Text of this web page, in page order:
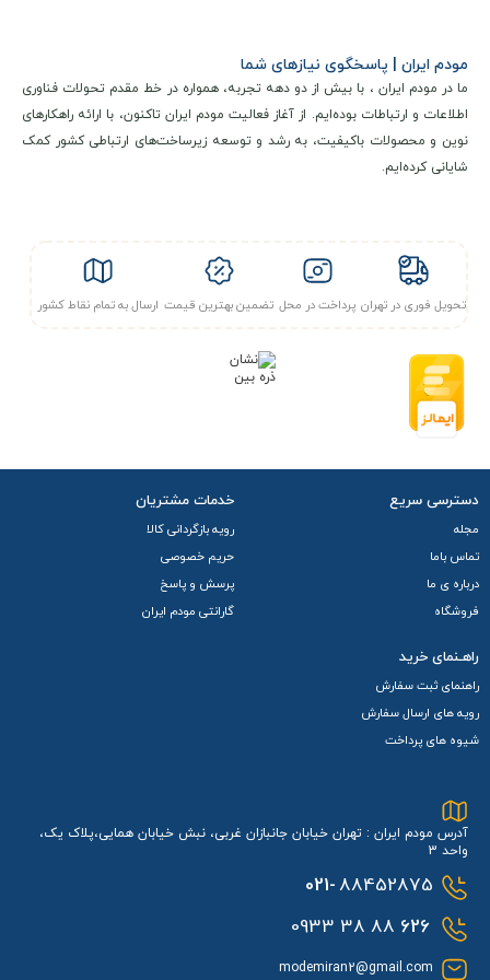
مشخصات فنی و کلیدی
همراه اول و بسته اولیه از شبکه‌های WiMAX 2+ و 4G LTE
ثانیهدست می‌یابد.
وای فای
می‌باشد و امکان اشتراک‌گذاری اینترنت پرسرعت را برای کاربران
فراهم می‌سازد.
دستگاه بهره می‌برد.
می‌کند، که زمان شارژ را به حداقل می‌رساند و بهره‌وری را افزایش
می‌ دهد.
توصیه مهم:برای تکمیل فرایند فعال‌سازی سیم‌کارت، ضروری است
مودم ایران | پاسخگوی نیازهای شما
ما در مودم ایران ، با بیش از دو دهه تجربه، همواره در خط مقدم تحولات فناوری
اطلاعات و ارتباطات بوده‌ایم. از آغاز فعالیت مودم ایران تاکنون، با ارائه راهکارهای
نوین و محصولات باکیفیت، به رشد و توسعه زیرساخت‌های ارتباطی کشور کمک
شایانی کرده‌ایم.
تحویل فوری در تهران پرداخت در محل تضمین بهترین قیمت ارسال به تمام نقاط کشور
دسترسی سریع
مجله
تماس باما
درباره ی ما
فروشگاه
خدمات مشتریان
رویه بازگردانی کالا
حریم خصوصی
پرسش و پاسخ
گارانتی مودم ایران
راهـنمای خرید
راهنمای ثبت سفارش
رویه های ارسال سفارش
شیوه های پرداخت
آدرس مودم ایران : تهران خیابان جانبازان غربی، نبش خیابان همایی،پلاک یک،
واحد 3
021-88452875
626
88 38 0933
modemiran2@gmail.com